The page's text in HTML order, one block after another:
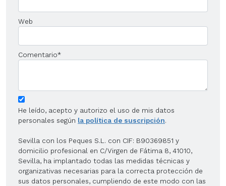
Web
Comentario*
He leído, acepto y autorizo el uso de mis datos
personales según la política de suscripción.
Sevilla con los Peques S.L. con CIF: B90369851 y
domicilio profesional en C/Virgen de Fátima 8, 41010,
Sevilla, ha implantado todas las medidas técnicas y
organizativas necesarias para la correcta protección de
sus datos personales, cumpliendo de este modo con las